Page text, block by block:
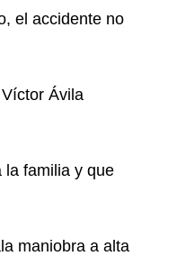
el accidente no
Ávila
la familia y que
maniobra a alta